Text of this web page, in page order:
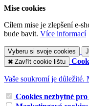
Mise cookies
Cílem mise je zlepšení e-
bude bavit. Více informací
Vyberu si svoje cookies
Zavřít cookie lištu
Vaše soukromí je důležité.
Cookies nezbytné